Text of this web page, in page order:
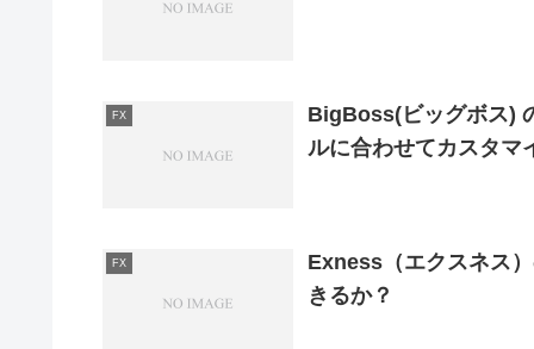
FX
BigBoss(ビッグボス)
ルに合わせてカスタマ
FX
Exness（エクスネス
きるか？